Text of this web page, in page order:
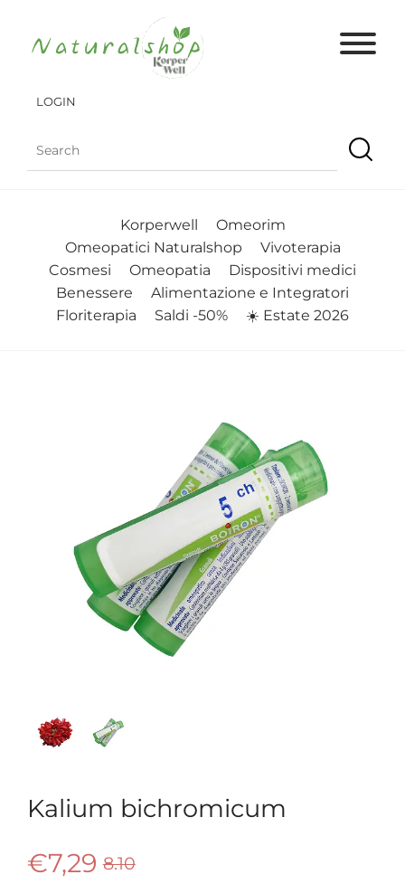
LOGIN
Korperwell
Omeorim
Omeopatici Naturalshop
Vivoterapia
Cosmesi
Omeopatia
Dispositivi medici
Benessere
Alimentazione e Integratori
Floriterapia
Saldi -50% ☀️ Estate 2026
Kalium bichromicum
€7,29 8.10